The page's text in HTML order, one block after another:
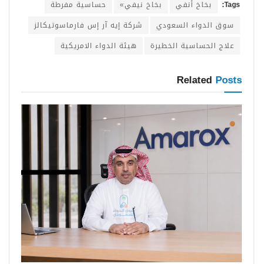
Tags: بخاخ أنفي بخاخ نيفي»
حساسية مفرطة
سوق الدواء السعودي
شركة إيه آر إس فارماسوتيكالز
علاج الحساسية الخطيرة
هيئة الدواء الامريكية
Related Posts